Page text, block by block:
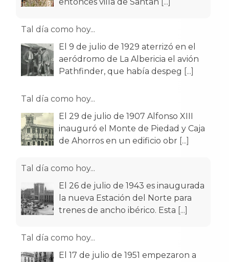
Tal día como hoy...
El 9 de julio de 1929 aterrizó en el
aeródromo de La Albericia el avión
Pathfinder, que había despeg [...]
Tal día como hoy...
El 29 de julio de 1907 Alfonso XIII
inauguró el Monte de Piedad y Caja
de Ahorros en un edificio obr [...]
Tal día como hoy...
El 26 de julio de 1943 es inaugurada
la nueva Estación del Norte para
trenes de ancho ibérico. Esta [...]
Tal día como hoy...
El 17 de julio de 1951 empezaron a